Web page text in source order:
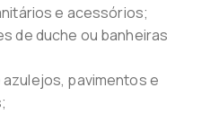
e acessórios;
de duche ou banheiras
pavimentos e